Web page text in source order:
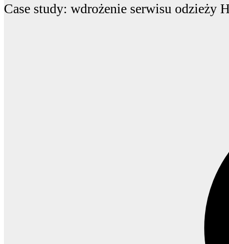
Case study: wdrożenie serwisu odzieży